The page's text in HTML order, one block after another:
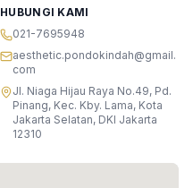
HUBUNGI KAMI
021-7695948
aesthetic.pondokindah@gmail.
com
Jl. Niaga Hijau Raya No.49, Pd.
Pinang, Kec. Kby. Lama, Kota
Jakarta Selatan, DKI Jakarta
12310